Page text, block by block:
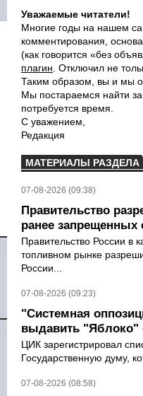
Уважаемые читатели!
Многие годы на нашем
комментирования,
(как говорится «без
плагин . Отключил не
Таким образом, вы и мы
Мы постараемся найти
потребуется время.
С уважением,
Редакция
МАТЕРИАЛЫ РАЗДЕЛА
07-08-2026 (09:38)
Правительство
ранее запрещенных
Правительство России в
топливном рынке
России...
07-08-2026 (09:23)
"Системная
выдавить "Яблоко"
ЦИК зарегистрировал
Государственную думу,
07-08-2026 (08:58)